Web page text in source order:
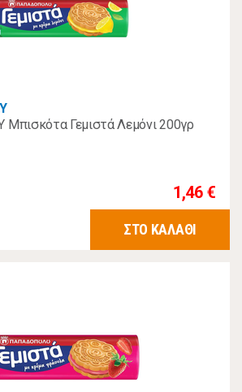
Γεμιστά Λεμόνι 200γρ
1,46 €
ΣΤΟ ΚΑΛΑΘΙ